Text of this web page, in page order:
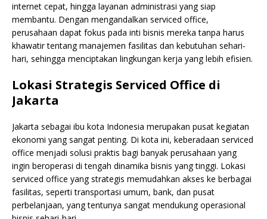
internet cepat, hingga layanan administrasi yang siap
membantu. Dengan mengandalkan serviced office,
perusahaan dapat fokus pada inti bisnis mereka tanpa harus
khawatir tentang manajemen fasilitas dan kebutuhan sehari-
hari, sehingga menciptakan lingkungan kerja yang lebih efisien.
Lokasi Strategis Serviced Office di
Jakarta
Jakarta sebagai ibu kota Indonesia merupakan pusat kegiatan
ekonomi yang sangat penting. Di kota ini, keberadaan serviced
office menjadi solusi praktis bagi banyak perusahaan yang
ingin beroperasi di tengah dinamika bisnis yang tinggi. Lokasi
serviced office yang strategis memudahkan akses ke berbagai
fasilitas, seperti transportasi umum, bank, dan pusat
perbelanjaan, yang tentunya sangat mendukung operasional